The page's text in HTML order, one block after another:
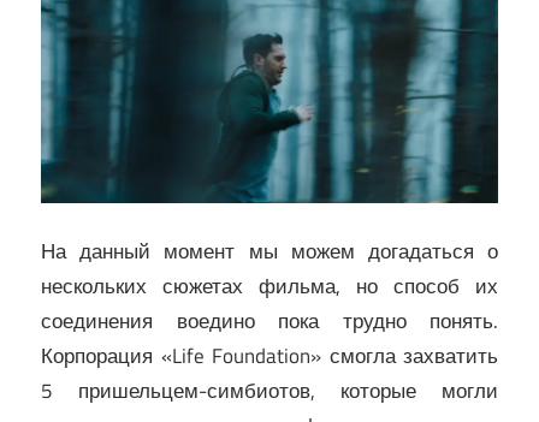
На данный момент мы можем догадаться о
нескольких сюжетах фильма, но способ их
соединения воедино пока трудно понять.
Корпорация «Life Foundation» смогла захватить
5 пришельцем-симбиотов, которые могли